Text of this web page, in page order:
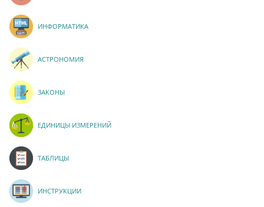
ИНФОРМАТИКА
АСТРОНОМИЯ
ЗАКОНЫ
ЕДИНИЦЫ ИЗМЕРЕНИЙ
ТАБЛИЦЫ
ИНСТРУКЦИИ